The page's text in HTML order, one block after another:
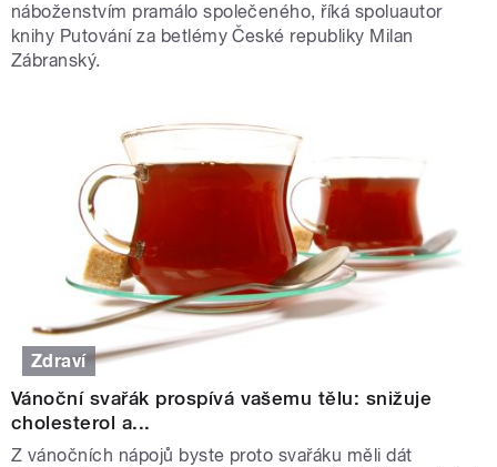
náboženstvím pramálo společeného, říká spoluautor
knihy Putování za betlémy České republiky Milan
Zábranský.
Zdraví
Vánoční svařák prospívá vašemu tělu: snižuje
cholesterol a...
Z vánočních nápojů byste proto svařáku měli dát